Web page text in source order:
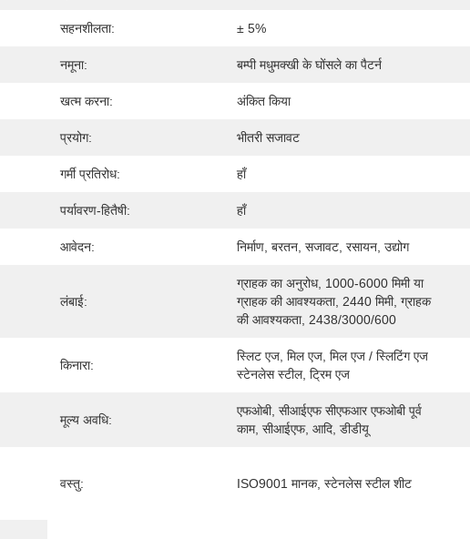
सहनशीलता: ± 5%
नमूना: बम्पी मधुमक्खी के घोंसले का पैटर्न
खत्म करना: अंकित किया
प्रयोग: भीतरी सजावट
गर्मी प्रतिरोध: हाँ
पर्यावरण-हितैषी: हाँ
आवेदन: निर्माण, बरतन, सजावट, रसायन, उद्योग
लंबाई:
ग्राहक का अनुरोध, 1000-6000 मिमी या
ग्राहक की आवश्यकता, 2440 मिमी, ग्राहक
की आवश्यकता, 2438/3000/600
किनारा:
स्लिट एज, मिल एज, मिल एज / स्लिटिंग एज
स्टेनलेस स्टील, ट्रिम एज
मूल्य अवधि:
एफओबी, सीआईएफ सीएफआर एफओबी पूर्व
काम, सीआईएफ, आदि, डीडीयू
वस्तु: ISO9001 मानक, स्टेनलेस स्टील शीट